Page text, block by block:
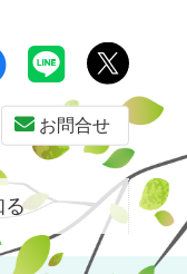
お問合せ
る